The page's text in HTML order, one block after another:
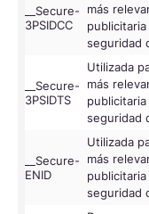
__Secure-
3PSIDCC
más
seguridad
__Secure-
3PSIDTS
Utilizada
más
seguridad
__Secure-
ENID
Utilizada
más
seguridad